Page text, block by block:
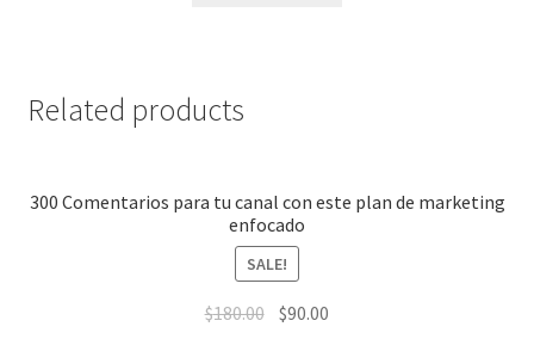
Related products
300 Comentarios para tu canal con este plan de marketing
enfocado
SALE!
$180.00 $90.00